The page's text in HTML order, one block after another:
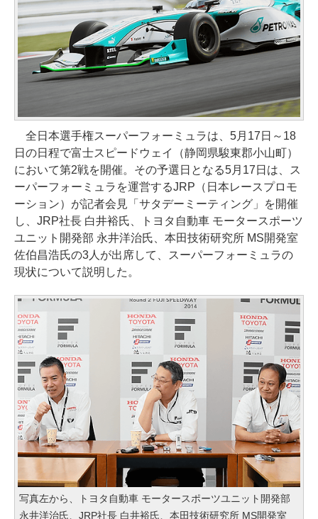
全日本選手権スーパーフォーミュラは、5月17日～18
日の日程で富士スピードウェイ（静岡県駿東郡小山町）
において第2戦を開催。その予選日となる5月17日は、ス
ーパーフォーミュラを運営するJRP（日本レースプロモ
ーション）が記者会見「サタデーミーティング」を開催
し、JRP社長 白井裕氏、トヨタ自動車 モータースポーツ
ユニット開発部 永井洋治氏、本田技術研究所 MS開発室
佐伯昌浩氏の3人が出席して、スーパーフォーミュラの
現状について説明した。
写真左から、トヨタ自動車 モータースポーツユニット開発部
永井洋治氏、JRP社長 白井裕氏、本田技術研究所 MS開発室